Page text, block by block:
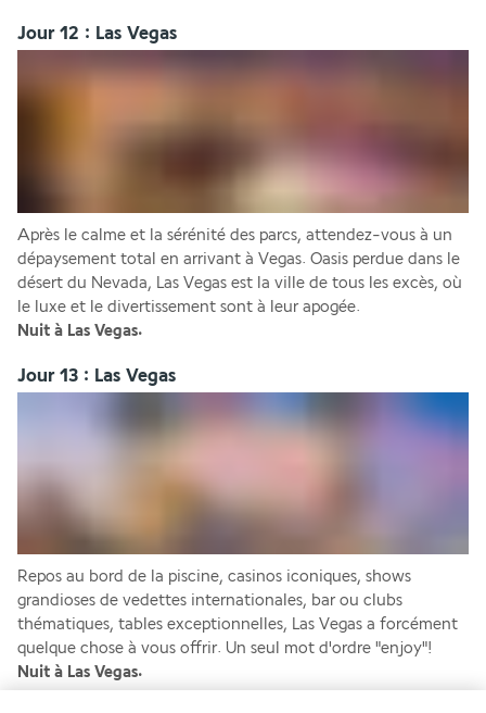
Jour 12 : Las Vegas
Après le calme et la sérénité des parcs, attendez-vous à un
dépaysement total en arrivant à Vegas. Oasis perdue dans le
désert du Nevada, Las Vegas est la ville de tous les excès, où
le luxe et le divertissement sont à leur apogée.
Nuit à Las Vegas.
Jour 13 : Las Vegas
Repos au bord de la piscine, casinos iconiques, shows
grandioses de vedettes internationales, bar ou clubs
thématiques, tables exceptionnelles, Las Vegas a forcément
quelque chose à vous offrir. Un seul mot d'ordre "enjoy"!
Nuit à Las Vegas.